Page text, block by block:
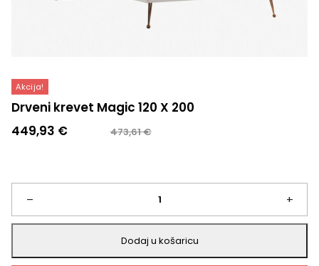
Akcija!
Drveni krevet Magic 120 X 200
473,61€
Izvorna
je:
473,61 €.
449,93 €
Trenutna
449,93 €.
–
Drveni
krevet
Magic
+
Dodaj u košaricu